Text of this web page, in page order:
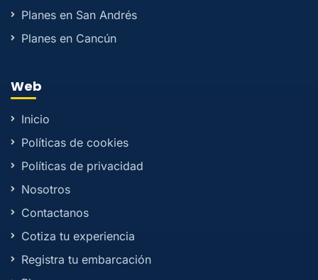
Planes en San Andrés
Planes en Cancún
Web
Inicio
Políticas de cookies
Políticas de privacidad
Nosotros
Contactanos
Cotiza tu experiencia
Registra tu embarcación